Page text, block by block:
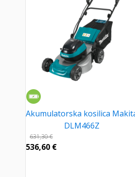
Akumulatorska kosilica
DLM466Z
631,30€
536,60 €